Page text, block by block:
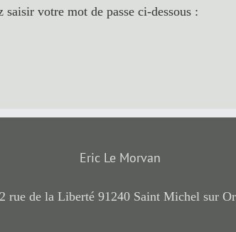
votre mot de passe ci-dessous :
Eric Le Morvan
rue de la Liberté 91240 Saint Michel sur